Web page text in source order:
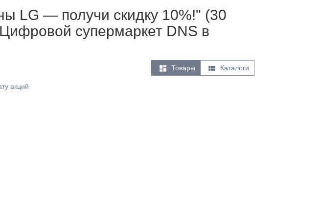
LG — получи скидку 10%!" (30
супермаркет DNS в
 Товары  Каталоги
акций